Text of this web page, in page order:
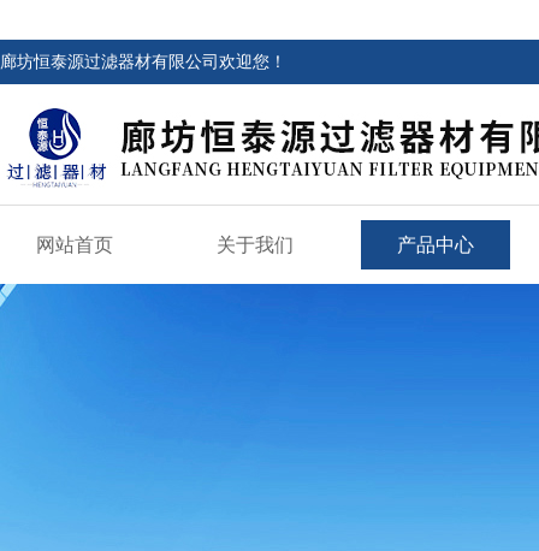
廊坊恒泰源过滤器材有限公司欢迎您！
网站首页 关于我们 产品中心